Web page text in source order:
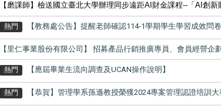
【磨課師】檢送國立臺北大學辦理同步遠距AI財金課程--「AI創
熱門 【教務處公告】提醒老師確認114-1學期學生學習成效問
【里仁事業股份有限公司】 招募產品行銷推廣專員、會員經營企
熱門 【應屆畢業生流向調查及UCAN操作說明】
熱門 【恭賀】管理學系孫遜教授榮獲2024專案管理認證培訓